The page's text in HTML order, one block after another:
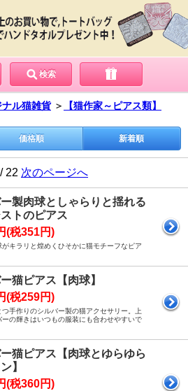
検索
ル猫雑貨 ＞ 【猫作家～ピアス類】
価格順 新着順
22 次のページへ
製肉球としゃらりと揺れる
トのピアス
(税351円)
がキラリと煌めくひそかに猫モチーフなピア
猫ピアス【肉球】
(税259円)
つ手作りのシルバー製の猫アクセサリー。上
ーの輝きはいつもの服装にも合わせやすいで
猫ピアス【肉球とゆらゆら
】
(税360円)